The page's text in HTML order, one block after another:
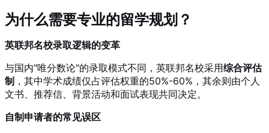
为什么需要专业的留学规划？
英联邦名校录取逻辑的变革
与国内"唯分数论"的录取模式不同，英联邦名校采用综合评估
制 ，其中学术成绩仅占评估权重的50%-60%，其余则由个人
文书、推荐信、背景活动和面试表现共同决定。
自制申请者的常见误区